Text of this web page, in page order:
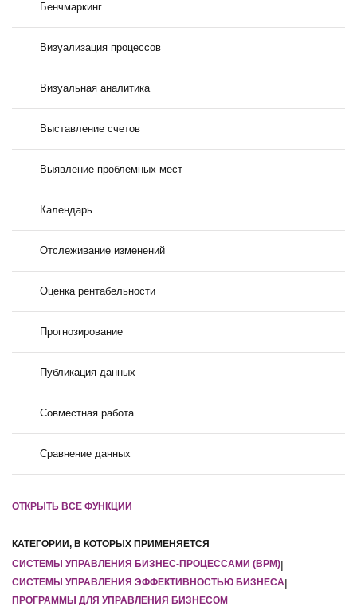
Бенчмаркинг
Визуализация процессов
Визуальная аналитика
Выставление счетов
Выявление проблемных мест
Календарь
Отслеживание изменений
Оценка рентабельности
Прогнозирование
Публикация данных
Совместная работа
Сравнение данных
ОТКРЫТЬ ВСЕ ФУНКЦИИ
КАТЕГОРИИ, В КОТОРЫХ ПРИМЕНЯЕТСЯ
СИСТЕМЫ УПРАВЛЕНИЯ БИЗНЕС-ПРОЦЕССАМИ (BPM)|
СИСТЕМЫ УПРАВЛЕНИЯ ЭФФЕКТИВНОСТЬЮ БИЗНЕСА|
ПРОГРАММЫ ДЛЯ УПРАВЛЕНИЯ БИЗНЕСОМ